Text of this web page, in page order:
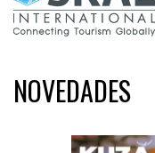
NOVEDADES